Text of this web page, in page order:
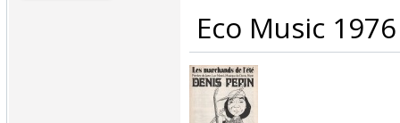
‎ Eco Music 1976‎